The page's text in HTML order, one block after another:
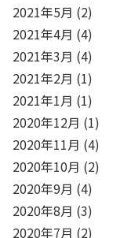
2021年5月 (2)
2021年4月 (4)
2021年3月 (4)
2021年2月 (1)
2021年1月 (1)
2020年12月 (1)
2020年11月 (4)
2020年10月 (2)
2020年9月 (4)
2020年8月 (3)
2020年7月 (2)